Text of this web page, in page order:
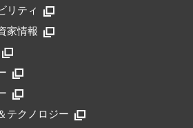
リティ
家情報
テクノロジー